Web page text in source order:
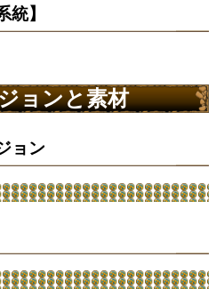
統】
ョンと素材
ョン